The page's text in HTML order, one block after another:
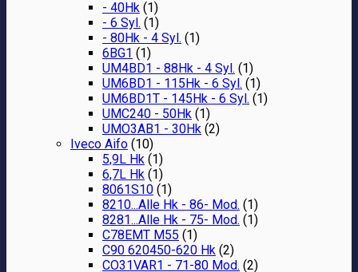
- 40Hk (1)
- 6 Syl. (1)
- 80Hk - 4 Syl. (1)
6BG1 (1)
UM4BD1 - 88Hk - 4 Syl. (1)
UM6BD1 - 115Hk - 6 Syl. (1)
UM6BD1T - 145Hk - 6 Syl. (1)
UMC240 - 50Hk (1)
UMO3AB1 - 30Hk (2)
Iveco Aifo (10)
5,9L Hk (1)
6,7L Hk (1)
8061S10 (1)
8210...Alle Hk - 86- Mod. (1)
8281...Alle Hk - 75- Mod. (1)
C78EMT M55 (1)
C90 620450-620 Hk (2)
CO31VAR1 - 71-80 Mod. (2)